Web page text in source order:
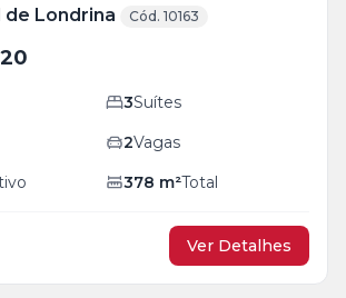
de Londrina
Cód. 10163
3Suítes
2Vagas
378 m²Total
Ver Detalhes